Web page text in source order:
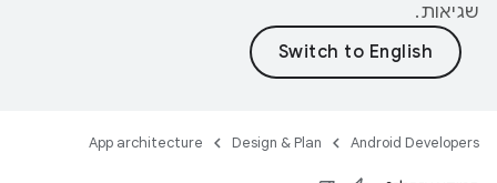
שגיאות.
Android Developers
Design & Plan
App architecture